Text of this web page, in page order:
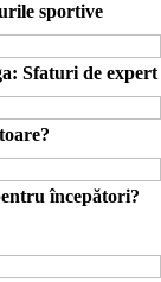
sportive
Sfaturi de expert
începători?